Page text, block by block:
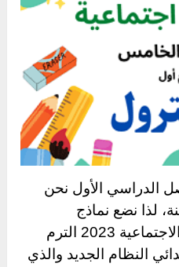
الدراسي الأول نحن
لذا نضع نماذج
امتحانات مادة الدراسات الاجتماعية 2023 الترم
النظام الجديد والذي